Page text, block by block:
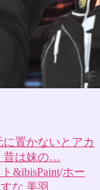
置かないとアカ
昔は妹の…
&ibisPaint/ホー
な 美羽